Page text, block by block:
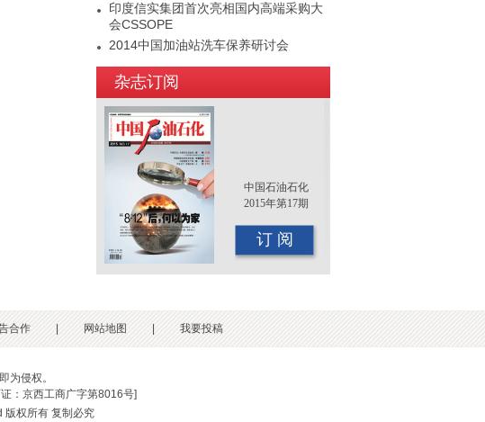
印度信实集团首次亮相国内高端采购大
会CSSOPE
2014中国加油站洗车保养研讨会
2015年（第十二届）中国国际油品行业
年终大会即将召开
杂志订阅
中国石油石化
2015年第17期
订 阅
合作 网站地图 我要投稿
为侵权。
：京西工商广字第8016号]
权所有 复制必究